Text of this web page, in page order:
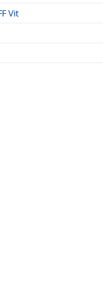
Vit